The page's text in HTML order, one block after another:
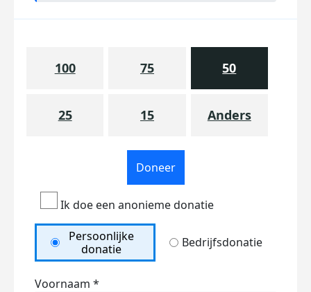
100 75 50
25 15 Anders
Doneer
Ik doe een anonieme donatie
Persoonlijke
donatie
Bedrijfsdonatie
Voornaam *